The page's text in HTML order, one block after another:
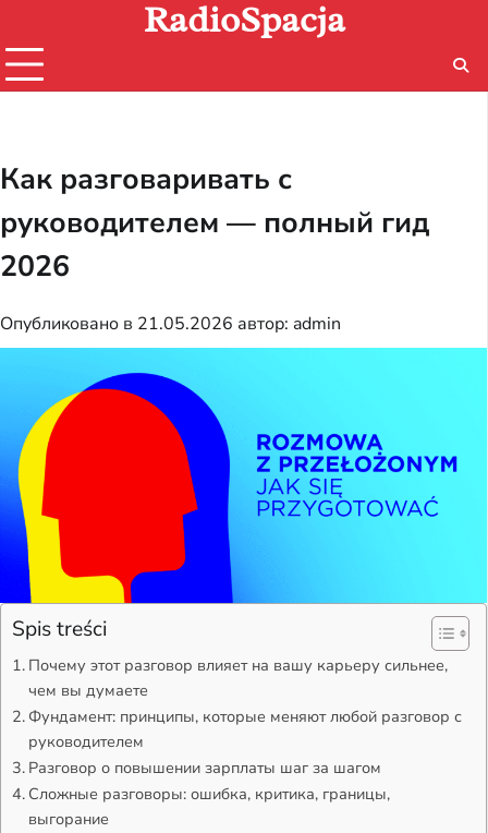
содержимому
RadioSpacja
Как разговаривать с
руководителем — полный гид
2026
Опубликовано в 21.05.2026 автор: admin
Spis treści
Почему этот разговор влияет на вашу карьеру сильнее,
чем вы думаете
Фундамент: принципы, которые меняют любой разговор с
руководителем
Разговор о повышении зарплаты шаг за шагом
Сложные разговоры: ошибка, критика, границы,
выгорание